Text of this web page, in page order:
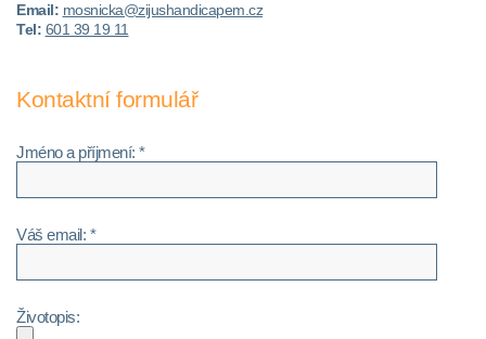
Email: mosnicka@zijushandicapem.cz
Tel: 601 39 19 11
Kontaktní formulář
Jméno a příjmení: *
Váš email: *
Životopis: